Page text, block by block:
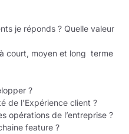
je réponds ? Quelle valeur
court, moyen et long terme
?
de l’Expérience client ?
opérations de l’entreprise ?
feature ?